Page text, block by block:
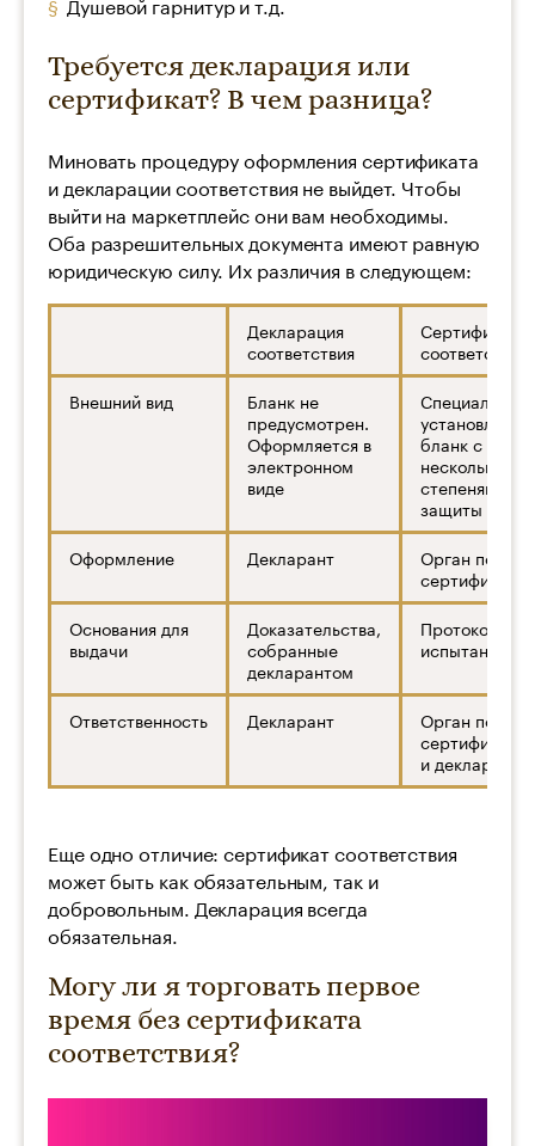
Требуется декларация или
сертификат? В чем разница?
Миновать процедуру оформления сертификата
и декларации соответствия не выйдет. Чтобы
выйти на маркетплейс они вам необходимы.
Оба разрешительных документа имеют равную
юридическую силу. Их различия в следующем:
Декларация
соответствия
Сертификат
соответствия
Внешний вид
Бланк не
предусмотрен.
Оформляется в
электронном
виде
Специально
бланк с
несколькими
степенями
защиты
Оформление
Декларант
Орган по
сертификации
Основания для
выдачи
Доказательства,
собранные
декларантом
Протоколы
испытаний
Ответственность Декларант
Орган по
сертификации
и декларант
Еще одно отличие: сертификат соответствия
может быть как обязательным, так и
добровольным. Декларация всегда
обязательная.
Могу ли я торговать первое
время без сертификата
соответствия?